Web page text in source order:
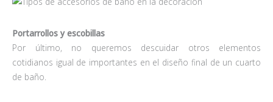
Portarrollos y escobillas
Por último, no queremos descuidar otros elementos
cotidianos igual de importantes en el diseño final de un cuarto
de baño.